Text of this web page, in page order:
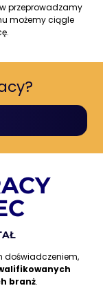
przeprowadzamy
możemy ciągle
doświadczeniem,
branż.